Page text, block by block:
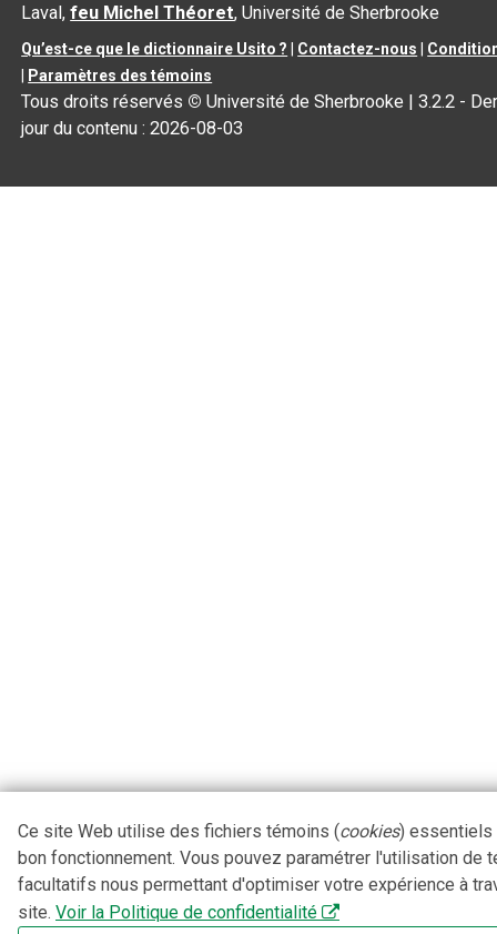
Laval,feu Michel Théoret, Université de Sherbrooke
Qu’est-ce que le dictionnaire Usito ? | Contactez-nous |
| Paramètres des témoins
Tous droits réservés © Université de Sherbrooke |3.2.2 -
jour du contenu :2026-08-03
Ce site Web utilise des fichiers témoins (cookies) essentiels
bon fonctionnement. Vous pouvez paramétrer l'utilisation de
facultatifs nous permettant d'optimiser votre expérience à
site. Voir la Politique de confidentialité